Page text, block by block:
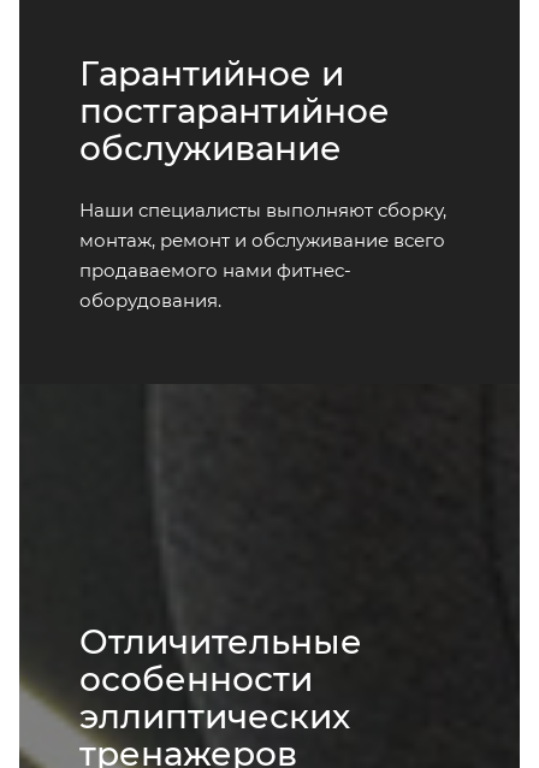
Гарантийное и
постгарантийное
обслуживание
Наши специалисты выполняют сборку,
монтаж, ремонт и обслуживание всего
продаваемого нами фитнес-
оборудования.
Отличительные
особенности
эллиптических
тренажеров